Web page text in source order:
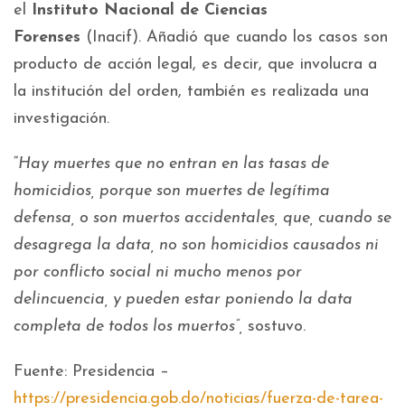
el Instituto Nacional de Ciencias
Forenses (Inacif). Añadió que cuando los casos son
producto de acción legal, es decir, que involucra a
la institución del orden, también es realizada una
investigación.
“Hay muertes que no entran en las tasas de
homicidios, porque son muertes de legítima
defensa, o son muertos accidentales, que, cuando se
desagrega la data, no son homicidios causados ni
por conflicto social ni mucho menos por
delincuencia, y pueden estar poniendo la data
completa de todos los muertos”, sostuvo.
Fuente: Presidencia –
https://presidencia.gob.do/noticias/fuerza-de-tarea-